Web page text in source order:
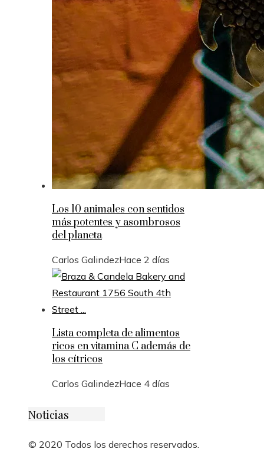
Los 10 animales con sentidos
más potentes y asombrosos
del planeta
Carlos GalindezHace 2 días
Lista completa de alimentos
ricos en vitamina C además de
los cítricos
Carlos GalindezHace 4 días
Noticias
© 2020 Todos los derechos reservados.